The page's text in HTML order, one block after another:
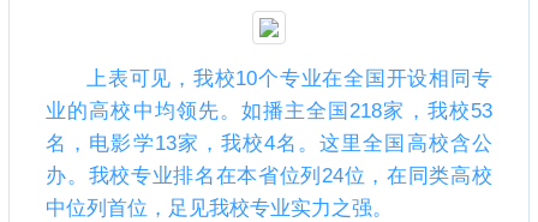
上表可见，我校10个专业在全国开设相同专
业的高校中均领先。如播主全国218家，我校53
名，电影学13家，我校4名。这里全国高校含公
办。我校专业排名在本省位列24位，在同类高校
中位列首位，足见我校专业实力之强。